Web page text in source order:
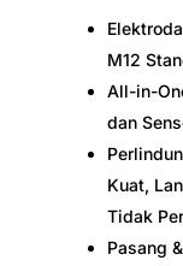
M12
All-in-
dan
Kuat,
Tidak
Pasang